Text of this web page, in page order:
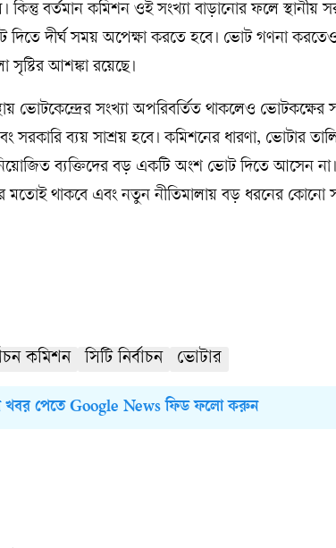
বর্তমান কমিশন ওই সংখ্যা বাড়ানোর ফলে স্থানীয়
দিতে দীর্ঘ সময় অপেক্ষা করতে হবে। ভোট গণনা
সৃষ্টির আশঙ্কা রয়েছে।
ভোটকেন্দ্রের সংখ্যা অপরিবর্তিত থাকলেও ভোটকক্ষের
সরকারি ব্যয় সাশ্রয় হবে। কমিশনের ধারণা, ভোটার
নিয়োজিত ব্যক্তিদের বড় একটি অংশ ভোট দিতে আসেন
মতোই থাকবে এবং নতুন নীতিমালায় বড় ধরনের কোনো
কমিশন সিটি নির্বাচন ভোটার
খবর পেতে Google News ফিড ফলো করুন